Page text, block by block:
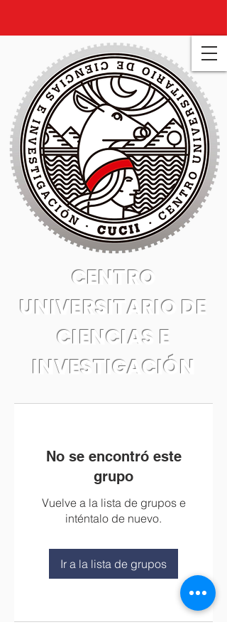
CENTRO
UNIVERSITARIO DE
CIENCIAS E
INVESTIGACIÓN
No se encontró este
grupo
Vuelve a la lista de grupos e
inténtalo de nuevo.
Ir a la lista de grupos